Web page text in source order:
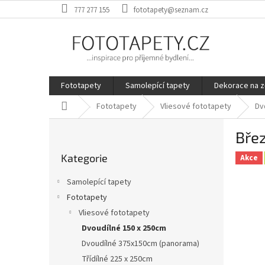
na
777 277 155 fototapety@seznam.cz
Fototapety Samolepící tapety Dekorace na
Domů Fototapety Vliesové fototapety
kategorie
Kategorie
Samolepící tapety
Fototapety
Vliesové fototapety
Dvoudílné 150 x 250cm
Dvoudílné 375x150cm (panorama)
Třídílné 225 x 250cm
Akce